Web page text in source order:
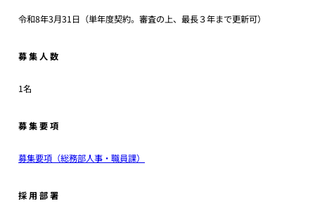
令和8年3月31日（単年度契約。審査の上、最長３年まで更新可）
募 集 人 数
1名
募 集 要 項
募集要項（総務部人事・職員課）
採 用 部 署